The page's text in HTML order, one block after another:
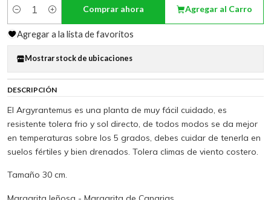
Cantidad
Agregar al Carro
Comprar ahora
Agregar a la lista de favoritos
Mostrar stock de ubicaciones
DESCRIPCIÓN
El Argyrantemus es una planta de muy fácil cuidado, es
resistente tolera frio y sol directo, de todos modos se da mejor
en temperaturas sobre los 5 grados, debes cuidar de tenerla en
suelos fértiles y bien drenados. Tolera climas de viento costero.
Tamaño 30 cm.